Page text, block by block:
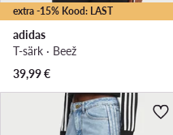
extra -15% Kood: LAST
adidas
T-särk · Beež
39,99€